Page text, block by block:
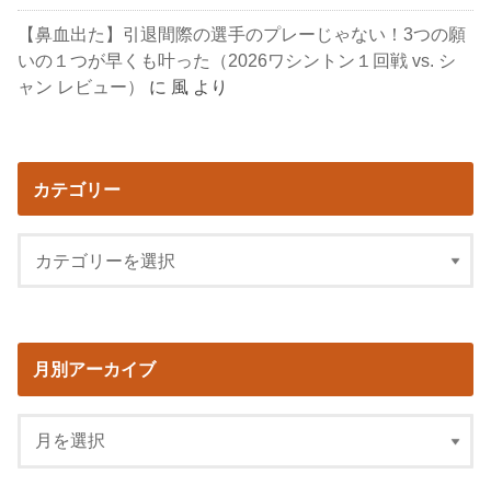
【鼻血出た】引退間際の選手のプレーじゃない！3つの願
いの１つが早くも叶った（2026ワシントン１回戦 vs. シ
ャン レビュー）
に 風 より
カテゴリー
月別アーカイブ